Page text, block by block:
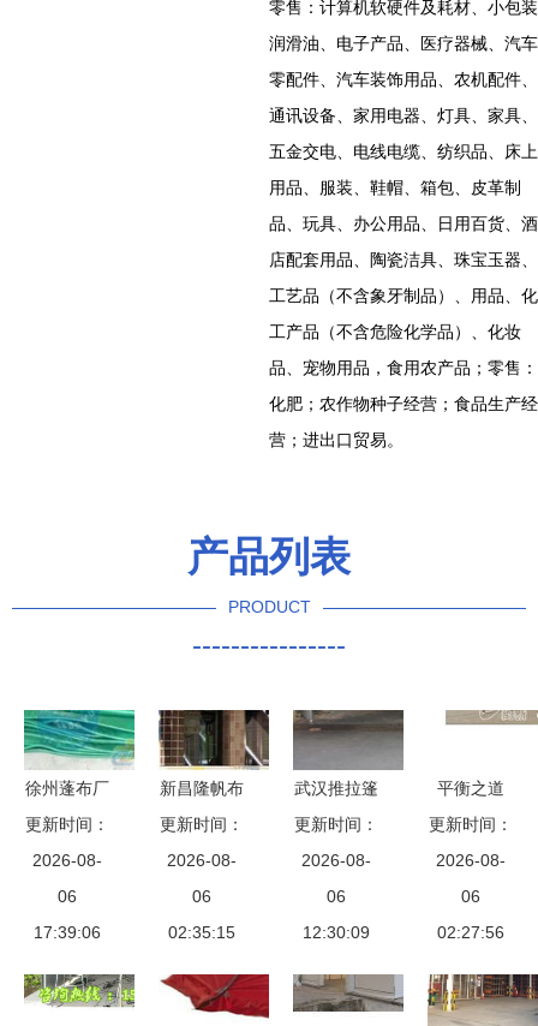
零售：计算机软硬件及耗材、小包装
润滑油、电子产品、医疗器械、汽车
零配件、汽车装饰用品、农机配件、
通讯设备、家用电器、灯具、家具、
五金交电、电线电缆、纺织品、床上
用品、服装、鞋帽、箱包、皮革制
品、玩具、办公用品、日用百货、酒
店配套用品、陶瓷洁具、珠宝玉器、
工艺品（不含象牙制品）、用品、化
工产品（不含危险化学品）、化妆
品、宠物用品，食用农产品；零售：
化肥；农作物种子经营；食品生产经
营；进出口贸易。
产品列表
PRODUCT
----------------
徐州蓬布厂
纺织品业务
概览
更新时间：
2026-08-
06
17:39:06
新昌隆帆布
工程 融合
传统工艺与
现代需求的
未来“篷”勃
更新时间：
2026-08-
06
02:35:15
武汉推拉篷
厂家直销，
精品价格带
你领略推拉
雨篷的化工
更新时间：
2026-08-
06
12:30:09
平衡之道
福州汽车遮
雨篷与化工
产品销售随
想
更新时间：
2026-08-
06
02:27:56